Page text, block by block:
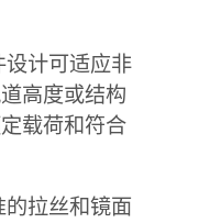
设计可适应非
高度或结构
载荷和符合
的拉丝和镜面